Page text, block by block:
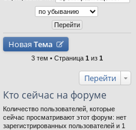
Новая Тема
3 тем • Страница 1 из 1
Перейти
Кто сейчас на форуме
Количество пользователей, которые
сейчас просматривают этот форум: нет
зарегистрированных пользователей и 1